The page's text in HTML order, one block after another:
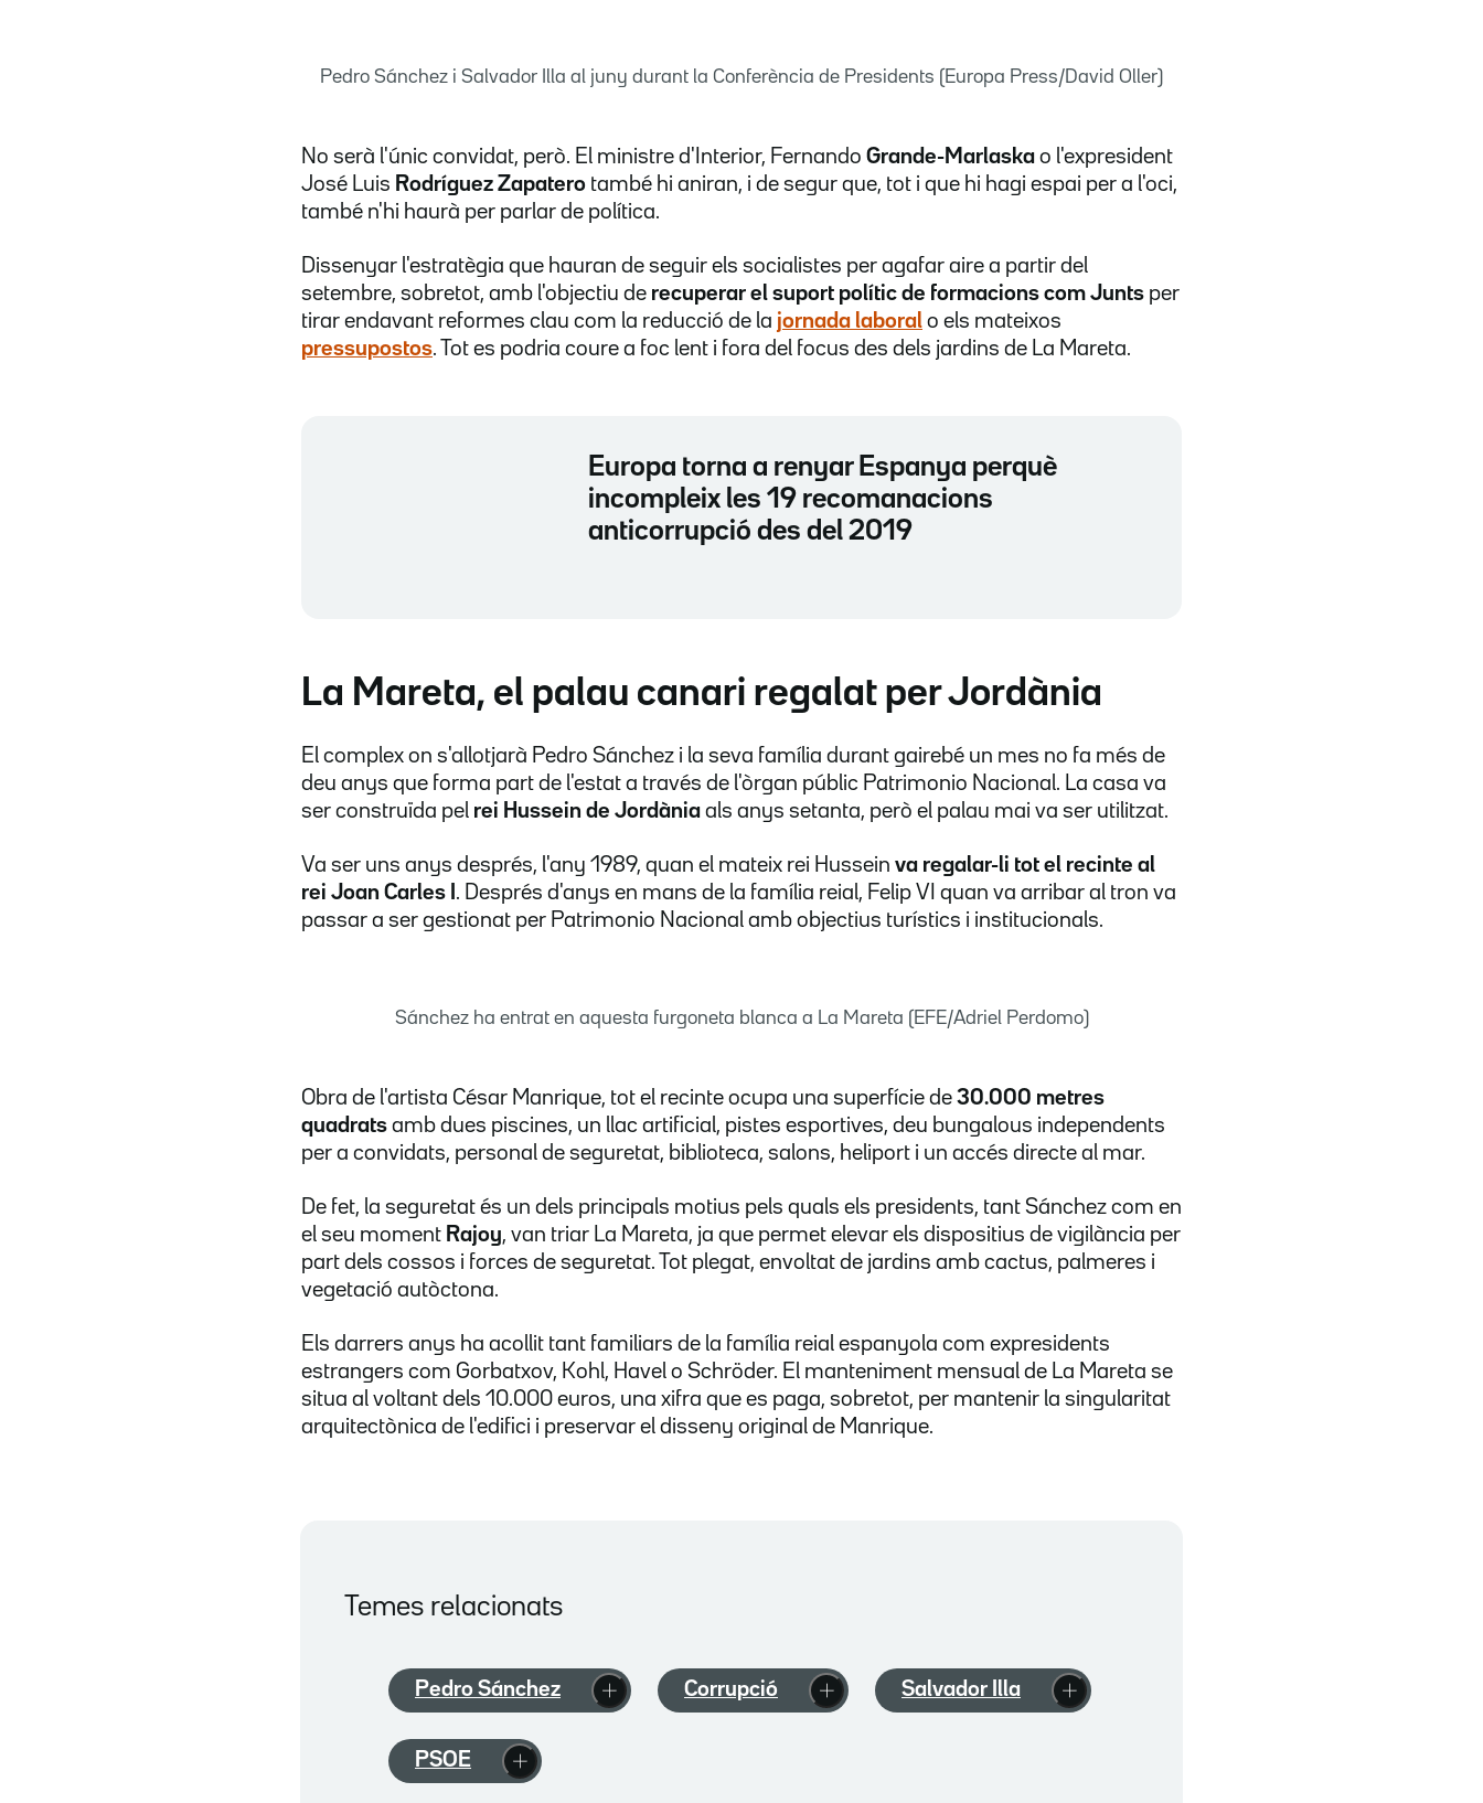
Pedro Sánchez i Salvador Illa al juny durant la Conferència de Presidents (Europa Press/David Oller)
No serà l'únic convidat, però. El ministre d'Interior, Fernando Grande-Marlaska o l'expresident
José Luis Rodríguez Zapatero també hi aniran, i de segur que, tot i que hi hagi espai per a l'oci,
també n'hi haurà per parlar de política.
Dissenyar l'estratègia que hauran de seguir els socialistes per agafar aire a partir del
setembre, sobretot, amb l'objectiu de recuperar el suport polític de formacions com Junts per
tirar endavant reformes clau com la reducció de la jornada laboral o els mateixos
pressupostos. Tot es podria coure a foc lent i fora del focus des dels jardins de La Mareta.
Europa torna a renyar Espanya perquè
incompleix les 19 recomanacions
anticorrupció des del 2019
La Mareta, el palau canari regalat per Jordània
El complex on s'allotjarà Pedro Sánchez i la seva família durant gairebé un mes no fa més de
deu anys que forma part de l'estat a través de l'òrgan públic Patrimonio Nacional. La casa va
ser construïda pel rei Hussein de Jordània als anys setanta, però el palau mai va ser utilitzat.
Va ser uns anys després, l'any 1989, quan el mateix rei Hussein va regalar-li tot el recinte al
rei Joan Carles I . Després d'anys en mans de la família reial, Felip VI quan va arribar al tron va
passar a ser gestionat per Patrimonio Nacional amb objectius turístics i institucionals.
Sánchez ha entrat en aquesta furgoneta blanca a La Mareta (EFE/Adriel Perdomo)
Obra de l'artista César Manrique, tot el recinte ocupa una superfície de 30.000 metres
quadrats amb dues piscines, un llac artificial, pistes esportives, deu bungalous independents
per a convidats, personal de seguretat, biblioteca, salons, heliport i un accés directe al mar.
De fet, la seguretat és un dels principals motius pels quals els presidents, tant Sánchez com en
el seu moment Rajoy, van triar La Mareta, ja que permet elevar els dispositius de vigilància per
part dels cossos i forces de seguretat. Tot plegat, envoltat de jardins amb cactus, palmeres i
vegetació autòctona.
Els darrers anys ha acollit tant familiars de la família reial espanyola com expresidents
estrangers com Gorbatxov, Kohl, Havel o Schröder. El manteniment mensual de La Mareta se
situa al voltant dels 10.000 euros, una xifra que es paga, sobretot, per mantenir la singularitat
arquitectònica de l'edifici i preservar el disseny original de Manrique.
Temes relacionats
Pedro Sánchez Corrupció Salvador Illa
PSOE